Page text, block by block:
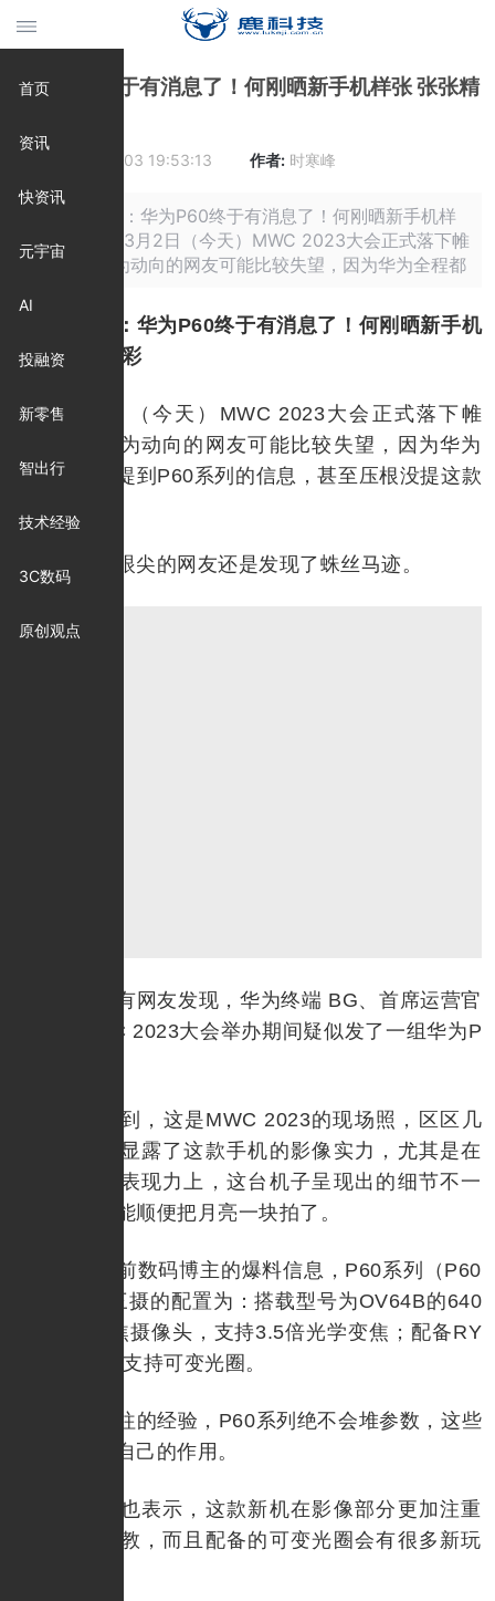
首页
资讯
快资讯
元宇宙
AI
投融资
新零售
智出行
技术经验
3C数码
原创观点
华为P60终于有消息了！何刚晒新手机样张 张张精
2023-03-03 19:53:13 作者: 时寒峰
摘要: 原标题：华为P60终于有消息了！何刚晒新手机样
张 张张精彩 3月2日（今天）MWC 2023大会正式落下帷
幕，关注华为动向的网友可能比较失望，因为华为全程都
原标题：华为P60终于有消息了！何刚晒新手机
样张 张张精彩
3月2日（今天）MWC 2023大会正式落下帷
幕，关注华为动向的网友可能比较失望，因为华为
全程都没有提到P60系列的信息，甚至压根没提这款
不过，眼尖的网友还是发现了蛛丝马迹。
近日，有网友发现，华为终端 BG、首席运营官
何刚在MWC 2023大会举办期间疑似发了一组华为P
可以看到，这是MWC 2023的现场照，区区几
张照片已经显露了这款手机的影像实力，尤其是在
中长焦段的表现力上，这台机子呈现出的细节不一
般，甚至还能顺便把月亮一块拍了。
而据此前数码博主的爆料信息，P60系列（P60
Pro）后置三摄的配置为：搭载型号为OV64B的640
0万像素长焦摄像头，支持3.5倍光学变焦；配备RY
YB传感器，支持可变光圈。
按照以往的经验，P60系列绝不会堆参数，这些
镜头势必有自己的作用。
该博主也表示，这款新机在影像部分更加注重
软件上的调教，而且配备的可变光圈会有很多新玩